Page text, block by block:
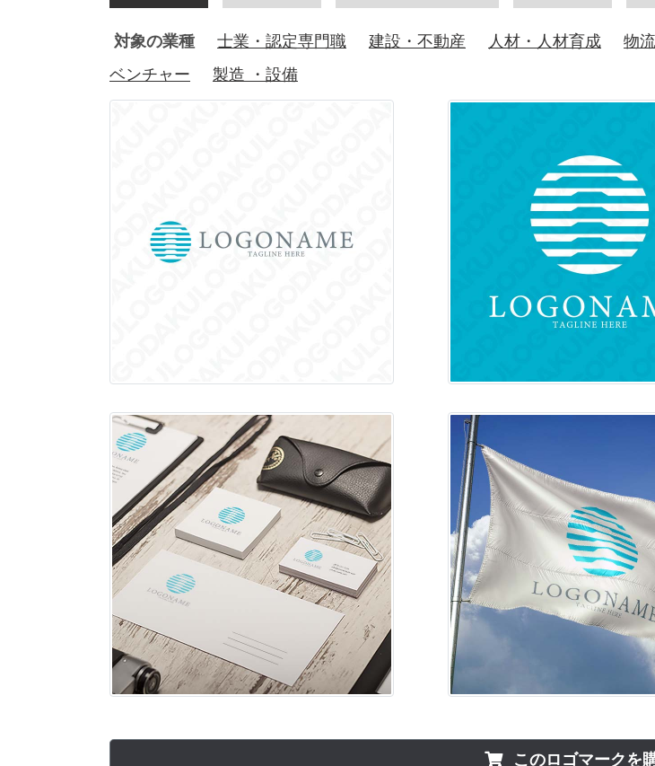
対象の業種 士業・認定専門職 建設・不動産 人材・人材育成 物
ベンチャー
製造 ・設備
このロゴマークを